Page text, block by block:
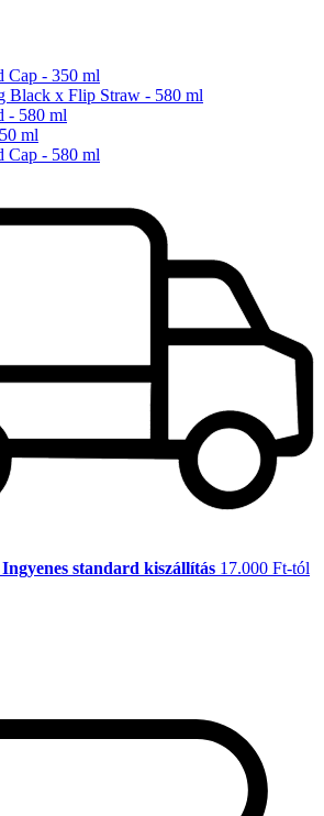
Cap - 350 ml
Black x Flip Straw - 580 ml
- 580 ml
ml
Cap - 580 ml
standard kiszállítás 17.000 Ft-tól